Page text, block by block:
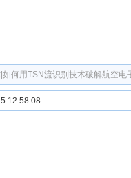
如何用TSN流识别技术破解航空电
12:58:08